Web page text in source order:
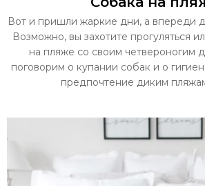
Вот и пришли жаркие дни, а впереди
Возможно, вы захотите прогуляться
на пляже со своим четвероногим
поговорим о купании собак и о
предпочтение диким